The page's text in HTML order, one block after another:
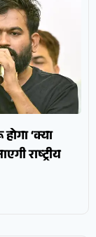
‘क्या
राष्ट्रीय